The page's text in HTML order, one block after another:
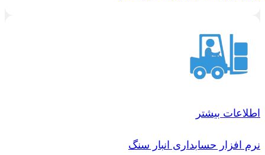
اطلاعات بیشتر
نرم افزار حسابداری انبار سنگ